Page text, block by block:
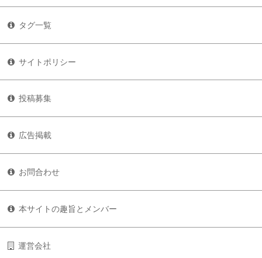
タグ一覧
サイトポリシー
投稿募集
広告掲載
お問合わせ
本サイトの趣旨とメンバー
運営会社